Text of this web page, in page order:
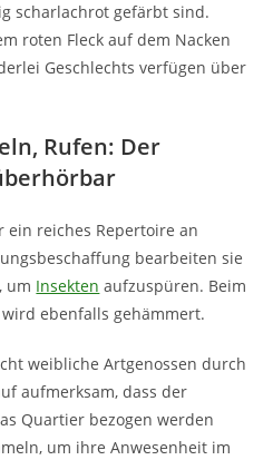
scharlachrot gefärbt sind.
roten Fleck auf dem Nacken
Geschlechts verfügen über
Rufen: Der
reiches Repertoire an
bearbeiten sie
um Insekten aufzuspüren. Beim
ebenfalls gehämmert.
weibliche Artgenossen durch
aufmerksam, dass der
Quartier bezogen werden
um ihre Anwesenheit im